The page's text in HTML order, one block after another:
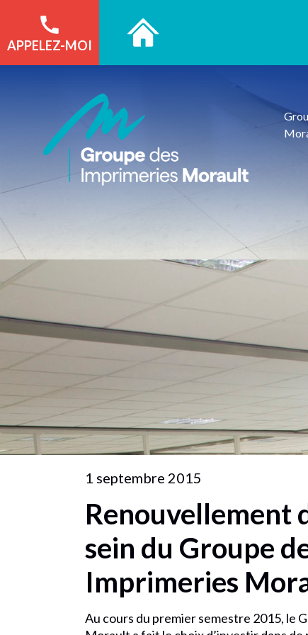
APPELEZ-MOI
1 septembre 2015
Renouvellement
sein du Groupe
Imprimeries
Au cours du premier semestre 2015, le